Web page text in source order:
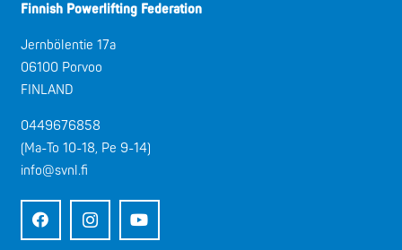
Finnish Powerlifting Federation
Jernbölentie 17a
06100 Porvoo
FINLAND
0449676858
(Ma-To 10-18, Pe 9-14)
info@svnl.fi